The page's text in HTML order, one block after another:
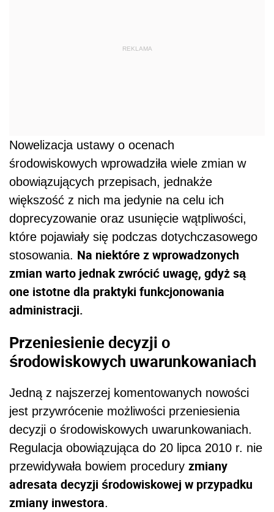
REKLAMA
Nowelizacja ustawy o ocenach
środowiskowych wprowadziła wiele zmian w
obowiązujących przepisach, jednakże
większość z nich ma jedynie na celu ich
doprecyzowanie oraz usunięcie wątpliwości,
które pojawiały się podczas dotychczasowego
stosowania. Na niektóre z wprowadzonych
zmian warto jednak zwrócić uwagę, gdyż są
one istotne dla praktyki funkcjonowania
administracji.
Przeniesienie decyzji o
środowiskowych uwarunkowaniach
Jedną z najszerzej komentowanych nowości
jest przywrócenie możliwości przeniesienia
decyzji o środowiskowych uwarunkowaniach.
Regulacja obowiązująca do 20 lipca 2010 r. nie
przewidywała bowiem procedury zmiany
adresata decyzji środowiskowej w przypadku
zmiany inwestora.